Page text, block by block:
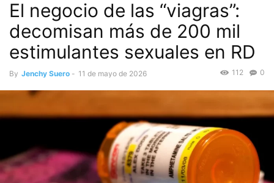
El negocio de las “viagras”:
decomisan más de 200 mil
estimulantes sexuales en RD
By Jenchy Suero - 11 de mayo de 2026 0
112